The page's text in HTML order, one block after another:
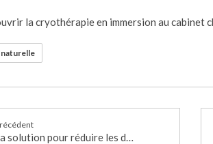
la cryothérapie en immersion au cabinet
La solution pour réduire les douleurs et optimiser sa récupération